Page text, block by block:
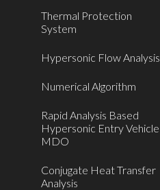
Thermal Protection
System
Hypersonic Flow Analysis
Numerical Algorithm
Rapid Analysis Based
Hypersonic Entry Vehicle
MDO
Conjugate Heat Transfer
Analysis